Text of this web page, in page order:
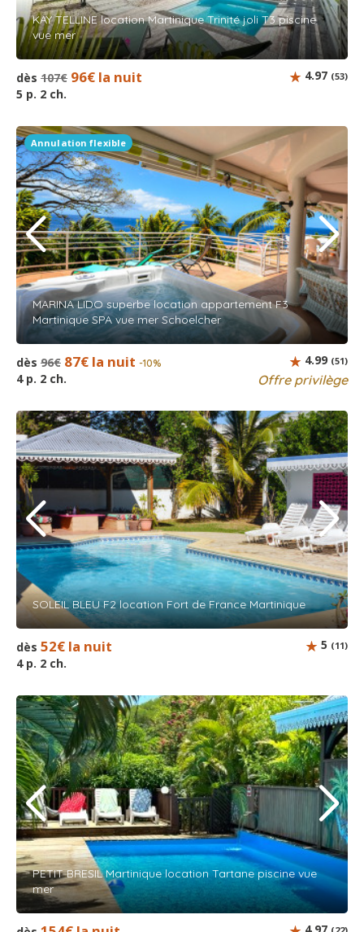
KAY TELLINE location Martinique Trinité joli T3 piscine
vue mer
dès 107€ 96€ la nuit
5 p. 2 ch.
4.97 (53)
Annulation flexible
MARINA LIDO superbe location appartement F3
Martinique SPA vue mer Schoelcher
dès 96€ 87€ la nuit -10%
4 p. 2 ch. Offre privilège
4.99 (51)
SOLEIL BLEU F2 location Fort de France Martinique
dès 52€ la nuit
4 p. 2 ch.
5 (11)
PETIT BRESIL Martinique location Tartane piscine vue
mer